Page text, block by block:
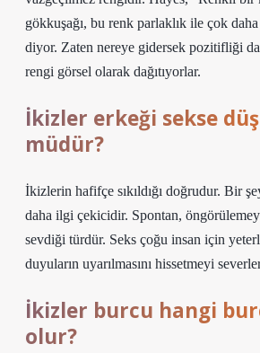
gökkuşağı, bu renk parlaklık ile çok
diyor. Zaten nereye gidersek pozitifliği
rengi görsel olarak dağıtıyorlar.
İkizler erkeği sekse
müdür?
İkizlerin hafifçe sıkıldığı doğrudur. Bir
daha ilgi çekicidir. Spontan,
sevdiği türdür. Seks çoğu insan için
duyuların uyarılmasını hissetmeyi
İkizler burcu hangi
olur?